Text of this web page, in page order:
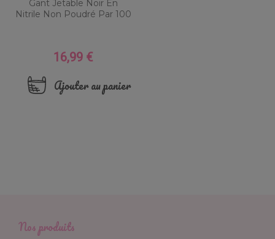
Gant Jetable Noir En
Nitrile Non Poudré Par 100
Prix
16,99 €
Ajouter au panier
Nos produits